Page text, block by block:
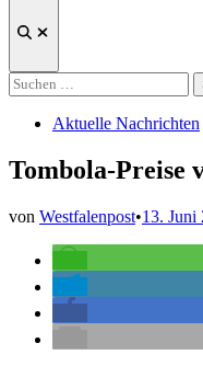
Suche
Suchen
nach:
Veröffentlicht
Aktuelle Nachrichten
Tombola-Preise
von Westfalenpost•13. Juni